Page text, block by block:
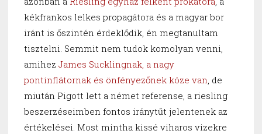
kékfrankos lelkes propagátora és a magyar bor
iránt is őszintén érdeklődik, én megtanultam
tisztelni. Semmit nem tudok komolyan venni,
amihez James Sucklingnak, a nagy
pontinflátornak és önfényezőnek köze van, de
miután Pigott lett a német referense, a riesling
beszerzéseimben fontos iránytűt jelentenek az
értékelései. Most mintha kissé viharos vizekre